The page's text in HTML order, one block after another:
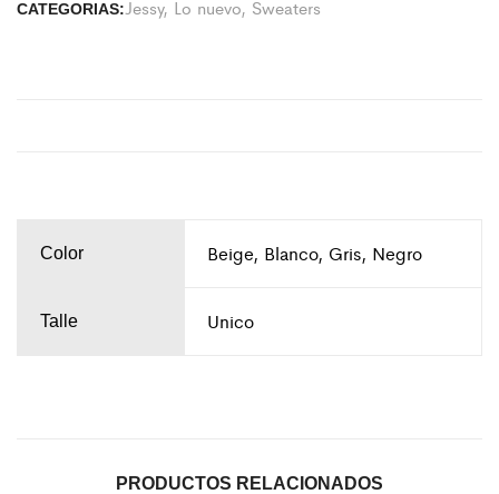
CATEGORIAS:Jessy, Lo nuevo, Sweaters
Color Beige, Blanco, Gris, Negro
Talle Unico
PRODUCTOS RELACIONADOS